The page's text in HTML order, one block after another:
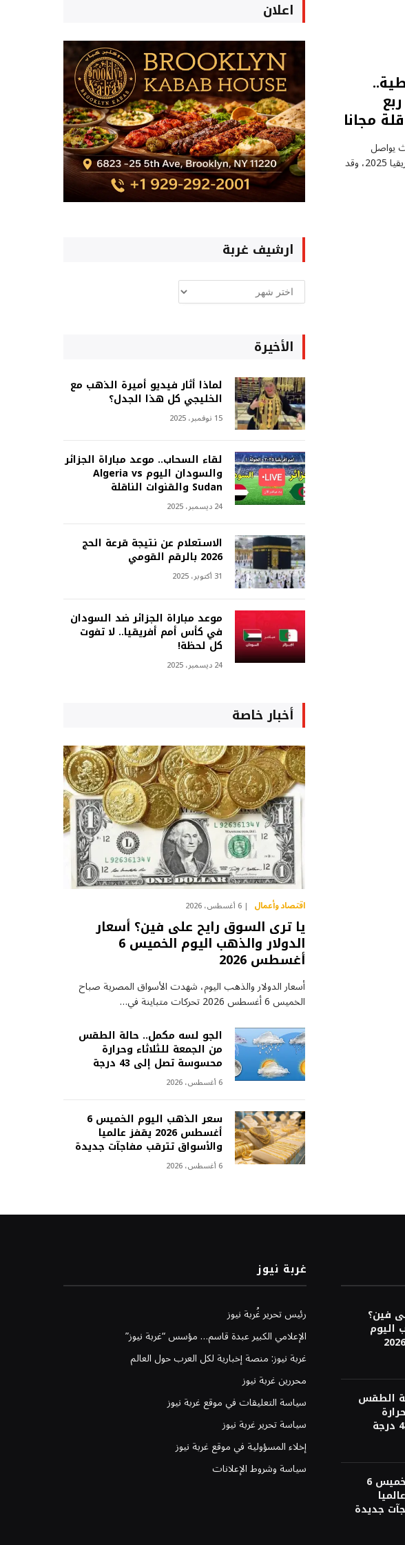
مجانا
يواصل
المنتخب الجزائري مشواره القوي في بطولة كأس أمم أفريقيا 2025، وقد
اعلان
ارشيف غربة
ارشيف
غربة
الأخيرة
لماذا أثار فيديو أميرة الذهب مع
الخليجي كل هذا الجدل؟
15 نوفمبر، 2025
لقاء السحاب.. موعد مباراة الجزائر
والسودان اليوم Algeria vs
Sudan والقنوات الناقلة
24 ديسمبر، 2025
الاستعلام عن نتيجة قرعة الحج
2026 بالرقم القومي
31 أكتوبر، 2025
موعد مباراة الجزائر ضد السودان
في كأس أمم أفريقيا.. لا تفوت
كل لحظة!
24 ديسمبر، 2025
أخبار خاصة
اقتصاد وأعمال 6 أغسطس، 2026
يا ترى السوق رايح على فين؟ أسعار
الدولار والذهب اليوم الخميس 6
أغسطس 2026
أسعار الدولار والذهب اليوم، شهدت الأسواق المصرية صباح
الخميس 6 أغسطس 2026 تحركات متباينة في…
الجو لسه مكمل.. حالة الطقس
من الجمعة للثلاثاء وحرارة
محسوسة تصل إلى 43 درجة
6 أغسطس، 2026
سعر الذهب اليوم الخميس 6
أغسطس 2026 يقفز عالميا
والأسواق تترقب مفاجآت جديدة
6 أغسطس، 2026
فين؟
اليوم
الطقس
سعر الذهب اليوم الخميس 6
عالميا
جديدة
غربة نيوز
رئيس تحرير غُربة نيوز
الإعلامي الكبير عبدة قاسم… مؤسس “غربة نيوز”
غربة نيوز: منصة إخبارية لكل العرب حول العالم
محررين غربة نيوز
سياسة التعليقات في موقع غربة نيوز
سياسة تحرير غربة نيوز
إخلاء المسؤولية في موقع غربة نيوز
سياسة وشروط الإعلانات